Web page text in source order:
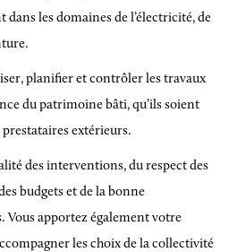
dans les domaines de l’électricité, de
planifier et contrôler les travaux
du patrimoine bâti, qu’ils soient
prestataires extérieurs.
des interventions, du respect des
budgets et de la bonne
apportez également votre
les choix de la collectivité